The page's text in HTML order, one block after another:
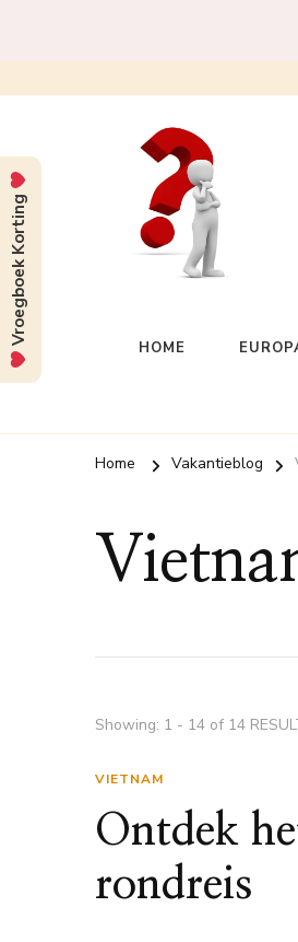
HOME
Home Vakantieblog
Showing: 1 - 14 of 14
VIETNAM
Ontdek
rondreis
Vroegboek Korting